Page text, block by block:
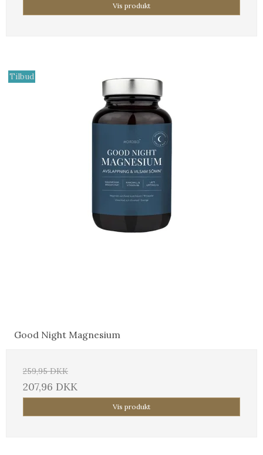
Vis produkt
Tilbud
Good Night Magnesium
259,95 DKK
207,96 DKK
Vis produkt